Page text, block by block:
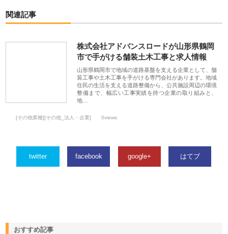
関連記事
株式会社アドバンスロードが山形県鶴岡
市で手がける舗装土木工事と求人情報
山形県鶴岡市で地域の道路基盤を支える企業として、舗
装工事や土木工事を手がける専門会社があります。地域
住民の生活を支える道路整備から、公共施設周辺の環境
整備まで、幅広い工事実績を持つ企業の取り組みと、
地…
[その他業種][その他_法人・企業] 0views
twitter facebook google+ はてブ
おすすめ記事